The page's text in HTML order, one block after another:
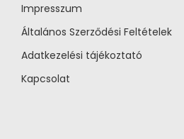
Impresszum
Általános Szerződési Feltételek
Adatkezelési tájékoztató
Kapcsolat